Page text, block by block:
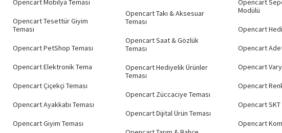
Opencart Mobilya Teması
Opencart Tesettür Giyim
Teması
Opencart PetShop Teması
Opencart Elektronik Tema
Opencart Çiçekçi Teması
Opencart Ayakkabı Teması
Opencart Giyim Teması
Opencart Takı & Aksesuar
Teması
Opencart Saat & Gözlük
Teması
Opencart Hediyelik Ürünler
Teması
Opencart Züccaciye Teması
Opencart Dijital Ürün Teması
Opencart
Modülü
Opencart
Opencart
Opencart
Opencart
Opencart SKT
Opencart